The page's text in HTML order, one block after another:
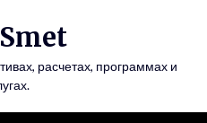
расчетах, программах и